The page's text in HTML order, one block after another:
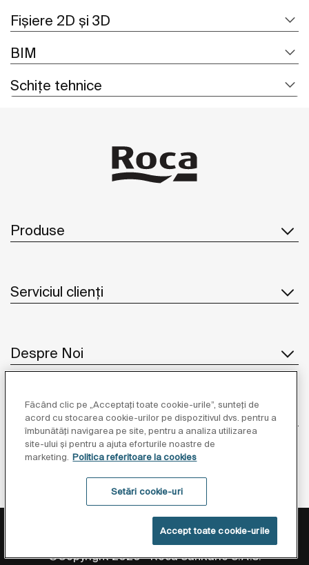
Fișiere 2D și 3D
BIM
Schițe tehnice
Produse
Serviciul clienți
Despre Noi
Inspirație
Unde să ne găsiți
Politica de Protecție a Datelor
Informații Legale
Politica Referitoare La Cookies
©Copyright 2026 - Roca Sanitario S.A.U.
Făcând clic pe „Acceptați toate cookie-urile”, sunteți de
acord cu stocarea cookie-urilor pe dispozitivul dvs. pentru a
îmbunătăți navigarea pe site, pentru a analiza utilizarea
site-ului și pentru a ajuta eforturile noastre de
marketing. Politica referitoare la cookies
Setări cookie-uri
Accept toate cookie-urile